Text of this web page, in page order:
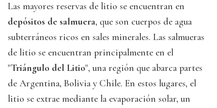
Las mayores reservas de litio se encuentran en
depósitos de salmuera, que son cuerpos de agua
subterráneos ricos en sales minerales. Las salmueras
de litio se encuentran principalmente en el
"Triángulo del Litio", una región que abarca partes
de Argentina, Bolivia y Chile. En estos lugares, el
litio se extrae mediante la evaporación solar, un